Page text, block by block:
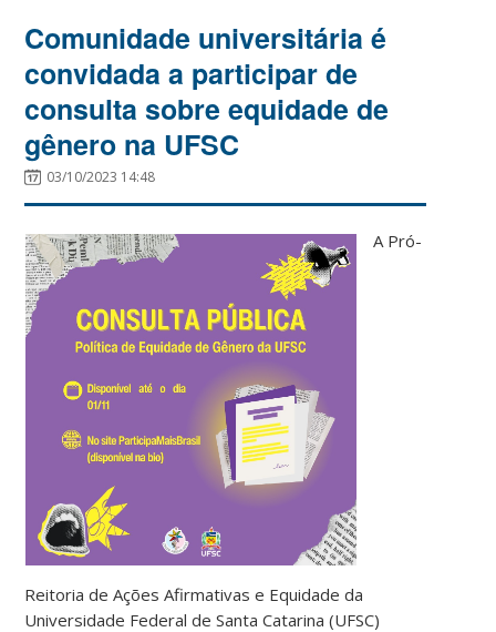
Comunidade universitária é
convidada a participar de
consulta sobre equidade de
gênero na UFSC
03/10/2023 14:48
A Pró-
Reitoria de Ações Afirmativas e Equidade da
Universidade Federal de Santa Catarina (UFSC)